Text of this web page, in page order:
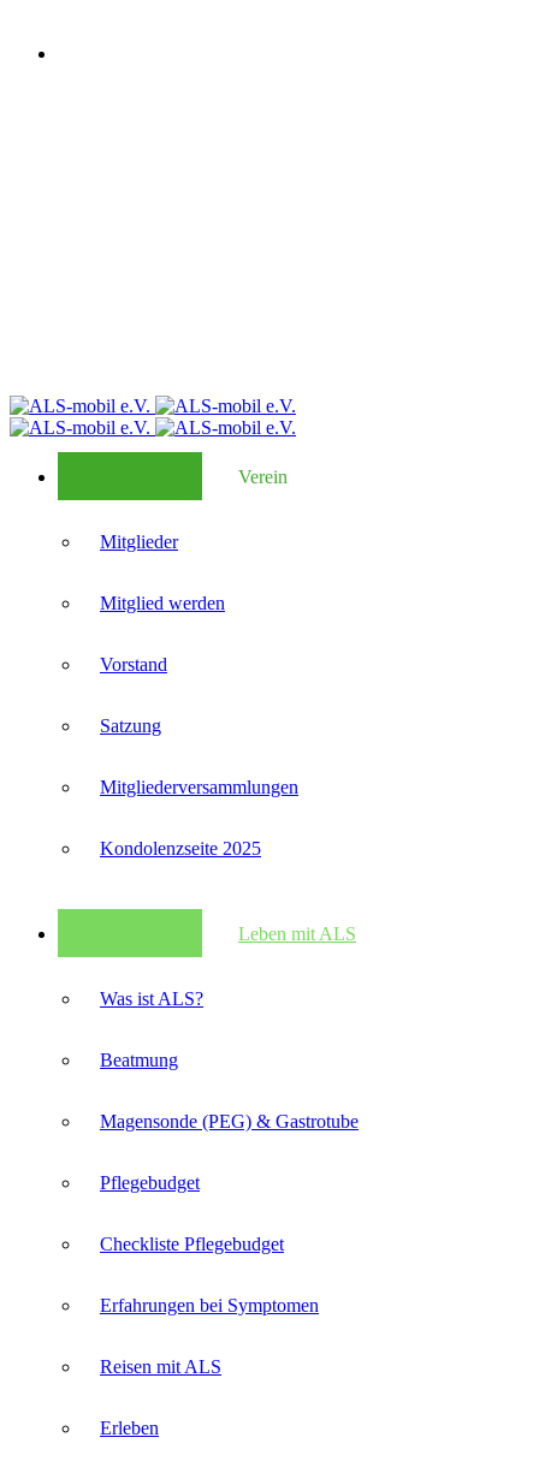
Verein
Mitglieder
Mitglied werden
Vorstand
Satzung
Mitglieder­versammlungen
Kondolenzseite 2025
Leben mit ALS
Was ist ALS?
Beatmung
Magensonde (PEG) & Gastrotube
Pflegebudget
Checkliste Pflegebudget
Erfahrungen bei Symptomen
Reisen mit ALS
Erleben